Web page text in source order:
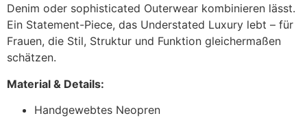
Denim oder sophisticated Outerwear kombinieren lässt.
Ein Statement-Piece, das Understated Luxury lebt – für
Frauen, die Stil, Struktur und Funktion gleichermaßen
schätzen.
Material & Details:
Handgewebtes Neopren